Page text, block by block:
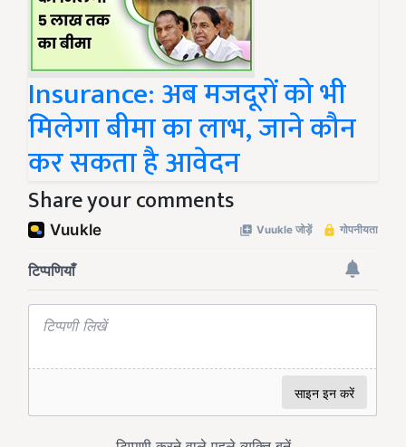
Insurance: अब मजदूरों को भी
मिलेगा बीमा का लाभ, जाने कौन
कर सकता है आवेदन
Share your comments